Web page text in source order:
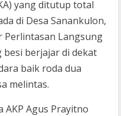
yang ditutup total
di Desa Sanankulon,
Perlintasan Langsung
besi berjajar di dekat
baik roda dua
melintas.
AKP Agus Prayitno